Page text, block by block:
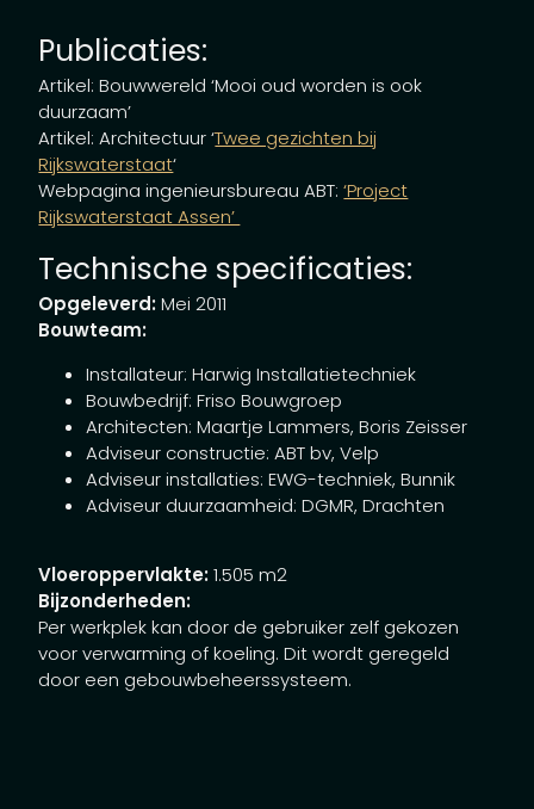
Publicaties:
Artikel: Bouwwereld ‘Mooi oud worden is ook
duurzaam’
Artikel: Architectuur ‘Twee gezichten bij
Rijkswaterstaat‘
Webpagina ingenieursbureau ABT:‘Project
Rijkswaterstaat Assen’
Technische specificaties:
Opgeleverd:Mei 2011
Bouwteam:
Installateur: Harwig Installatietechniek
Bouwbedrijf: Friso Bouwgroep
Architecten: Maartje Lammers, Boris Zeisser
Adviseur constructie: ABT bv, Velp
Adviseur installaties: EWG-techniek, Bunnik
Adviseur duurzaamheid: DGMR, Drachten
Vloeroppervlakte:1.505 m2
Bijzonderheden:
Per werkplek kan door de gebruiker zelf gekozen
voor verwarming of koeling. Dit wordt geregeld
door een gebouwbeheerssysteem.